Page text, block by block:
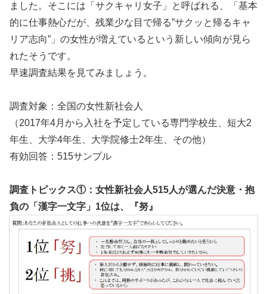
ました。そこには「サクキャリ女子」と呼ばれる、「基本
的に仕事熱心だが、残業少な目で帰る”サクッと帰るキャ
リア志向”」の女性が増えているという新しい傾向が見ら
れたそうです。
早速調査結果を見てみましょう。
調査対象：全国の女性新社会人
（2017年4月から入社を予定している専門学校生、短大2
年生、大学4年生、大学院修士2年生、その他）
有効回答：515サンプル
調査トピックス①：女性新社会人515人が選んだ決意・抱
負の「漢字一文字」1位は、『努』